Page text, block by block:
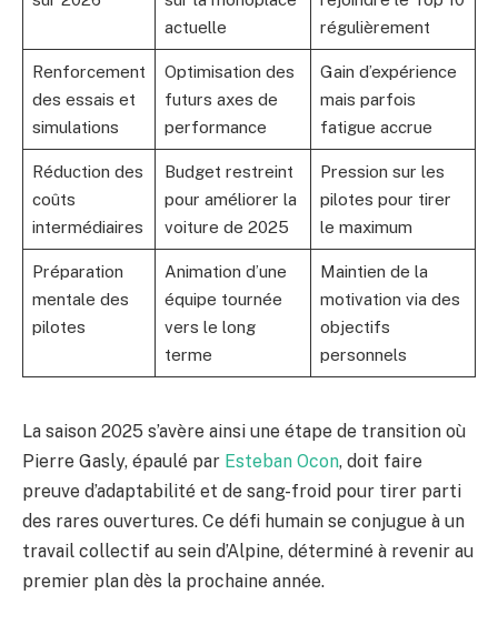
actuelle
régulièrement
Renforcement
des essais et
simulations
Optimisation des
futurs axes de
performance
Gain d’expérience
mais parfois
fatigue accrue
Réduction des
coûts
intermédiaires
Budget restreint
pour améliorer la
voiture de 2025
Pression sur les
pilotes pour tirer
le maximum
Préparation
mentale des
pilotes
Animation d’une
équipe tournée
vers le long
terme
Maintien de la
motivation via des
objectifs
personnels
La saison 2025 s’avère ainsi une étape de transition où
Pierre Gasly, épaulé par Esteban Ocon, doit faire
preuve d’adaptabilité et de sang-froid pour tirer parti
des rares ouvertures. Ce défi humain se conjugue à un
travail collectif au sein d’Alpine, déterminé à revenir au
premier plan dès la prochaine année.